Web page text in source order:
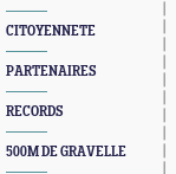
CITOYENNETE
PARTENAIRES
RECORDS
500M DE GRAVELLE